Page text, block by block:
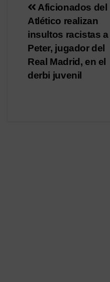
Navegación
de
entradas
Aficionados del
Atlético realizan
insultos racistas a
Peter, jugador del
Real Madrid, en el
derbi juvenil